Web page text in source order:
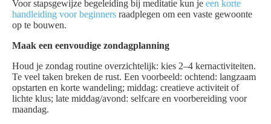
Voor stapsgewijze begeleiding bij meditatie kun je een korte
handleiding voor beginners raadplegen om een vaste gewoonte
op te bouwen.
Maak een eenvoudige zondagplanning
Houd je zondag routine overzichtelijk: kies 2–4 kernactiviteiten.
Te veel taken breken de rust. Een voorbeeld: ochtend: langzaam
opstarten en korte wandeling; middag: creatieve activiteit of
lichte klus; late middag/avond: selfcare en voorbereiding voor
maandag.